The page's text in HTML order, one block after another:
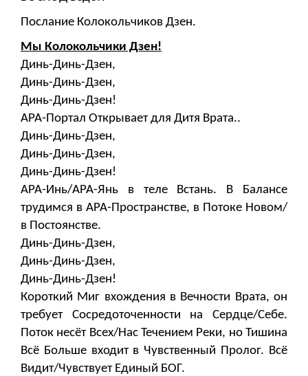
Послание Колокольчиков Дзен.
Мы Колокольчики Дзен!
Динь-Динь-Дзен,
Динь-Динь-Дзен,
Динь-Динь-Дзен!
АРА-Портал Открывает для Дитя Врата..
Динь-Динь-Дзен,
Динь-Динь-Дзен,
Динь-Динь-Дзен!
АРА-Инь/АРА-Янь в теле Встань. В Балансе
трудимся в АРА-Пространстве, в Потоке Новом/
в Постоянстве.
Динь-Динь-Дзен,
Динь-Динь-Дзен,
Динь-Динь-Дзен!
Короткий Миг вхождения в Вечности Врата, он
требует Сосредоточенности на Сердце/Себе.
Поток несёт Всех/Нас Течением Реки, но Тишина
Всё Больше входит в Чувственный Пролог. Всё
Видит/Чувствует Единый БОГ.